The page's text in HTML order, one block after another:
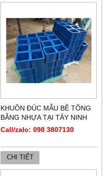
KHUÔN ĐÚC MẪU BÊ TÔNG
BẰNG NHỰA TẠI TÂY NINH
Call/zalo: 098 3807130
CHI TIẾT